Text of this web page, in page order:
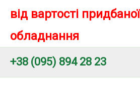
від вартості
обладнання
+38 (095) 894 28 23